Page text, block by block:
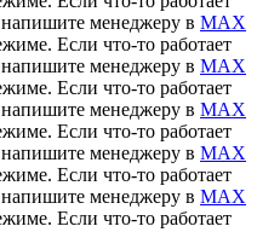
менеджеру в MAX
Если что-то работает
менеджеру в MAX
Если что-то работает
менеджеру в MAX
Если что-то работает
менеджеру в MAX
Если что-то работает
менеджеру в MAX
Если что-то работает